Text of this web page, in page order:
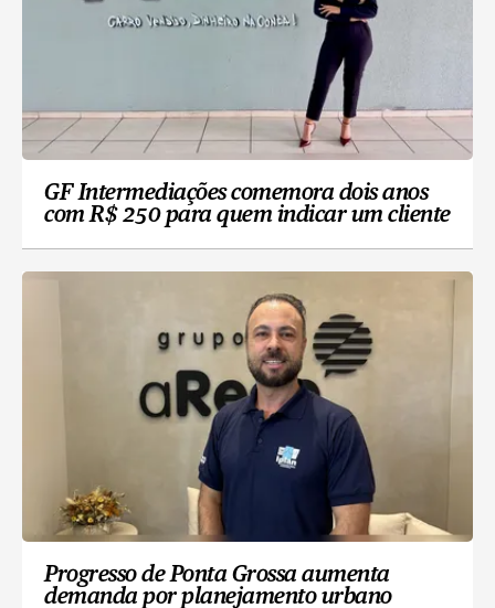
GF Intermediações comemora dois anos
com R$ 250 para quem indicar um cliente
Progresso de Ponta Grossa aumenta
demanda por planejamento urbano